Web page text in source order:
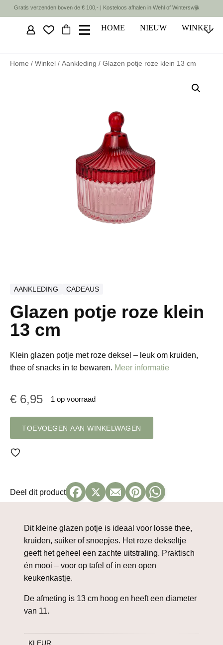
Gratis verzenden boven de € 100,- | Kosteloos afhalen in Wehl of Winterswijk
HOME NIEUW WINKEL
Home / Winkel / Aankleding / Glazen potje roze klein 13 cm
AANKLEDING CADEAUS
Glazen potje roze klein
13 cm
Klein glazen potje met roze deksel – leuk om kruiden,
thee of snacks in te bewaren. Meer informatie
€ 6,95 1 op voorraad
roze
klein
aantal
TOEVOEGEN AAN WINKELWAGEN
Deel dit product
Dit kleine glazen potje is ideaal voor losse thee,
kruiden, suiker of snoepjes. Het roze dekseltje
geeft het geheel een zachte uitstraling. Praktisch
én mooi – voor op tafel of in een open
keukenkastje.
De afmeting is 13 cm hoog en heeft een diameter
van 11.
KLEUR